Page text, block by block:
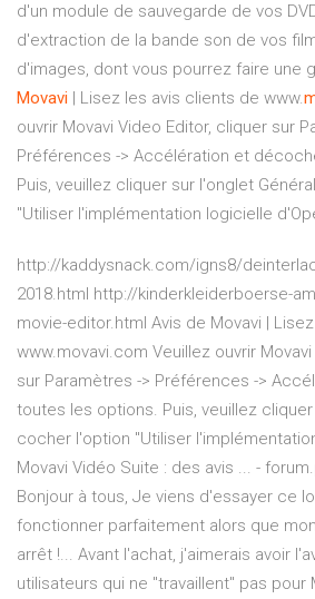
d'un module de sauvegarde de vos
d'extraction de la bande son de vos
d'images, dont vous pourrez faire une
Movavi | Lisez les avis clients de www.
ouvrir Movavi Video Editor, cliquer sur
Préférences -> Accélération et
Puis, veuillez cliquer sur l'onglet
"Utiliser l'implémentation logicielle
http://kaddysnack.com/igns8/
2018.html http://kinderkleiderboerse-
movie-editor.html Avis de Movavi |
www.movavi.com Veuillez ouvrir
sur Paramètres -> Préférences ->
toutes les options. Puis, veuillez
cocher l'option "Utiliser
Movavi Vidéo Suite : des avis ... -
Bonjour à tous, Je viens d'essayer ce
fonctionner parfaitement alors que
arrêt !... Avant l'achat, j'aimerais avoir
utilisateurs qui ne "travaillent" pas pour